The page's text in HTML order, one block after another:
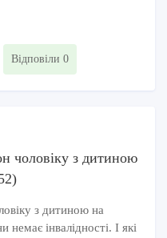
Відповіли 0
чоловіку з дитиною
з дитиною на
інвалідності. І які